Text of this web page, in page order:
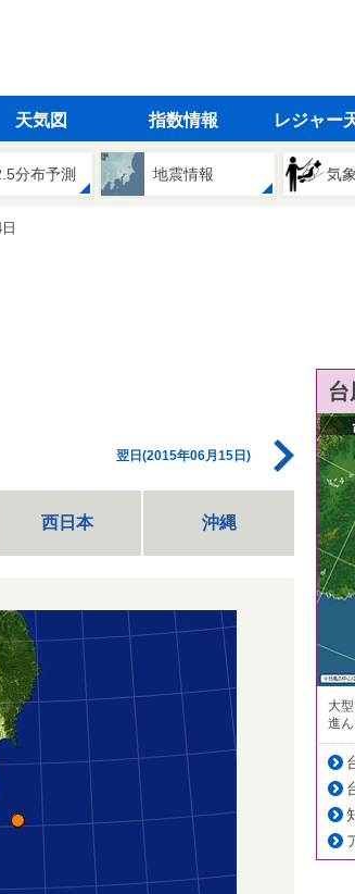
天気図 指数情報 レジャー
分布予測 地震情報 気
翌日(2015年06月15日)
西日本 沖縄
大
進